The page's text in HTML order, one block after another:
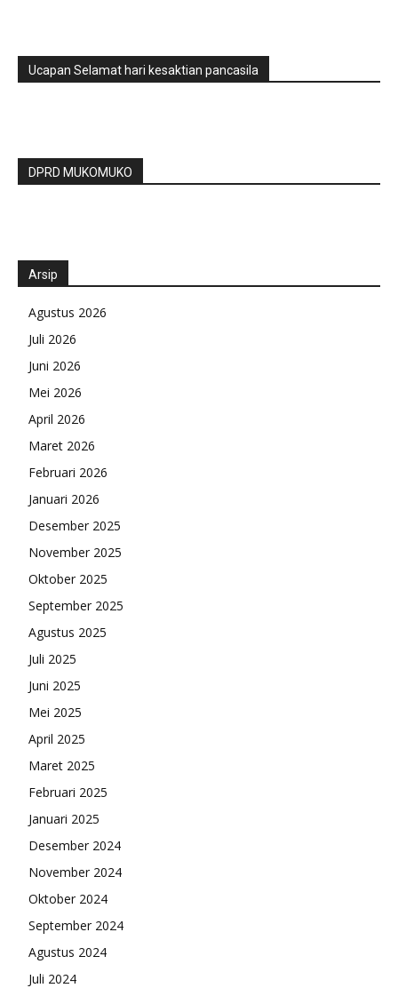
Ucapan Selamat hari kesaktian pancasila
DPRD MUKOMUKO
Arsip
Agustus 2026
Juli 2026
Juni 2026
Mei 2026
April 2026
Maret 2026
Februari 2026
Januari 2026
Desember 2025
November 2025
Oktober 2025
September 2025
Agustus 2025
Juli 2025
Juni 2025
Mei 2025
April 2025
Maret 2025
Februari 2025
Januari 2025
Desember 2024
November 2024
Oktober 2024
September 2024
Agustus 2024
Juli 2024